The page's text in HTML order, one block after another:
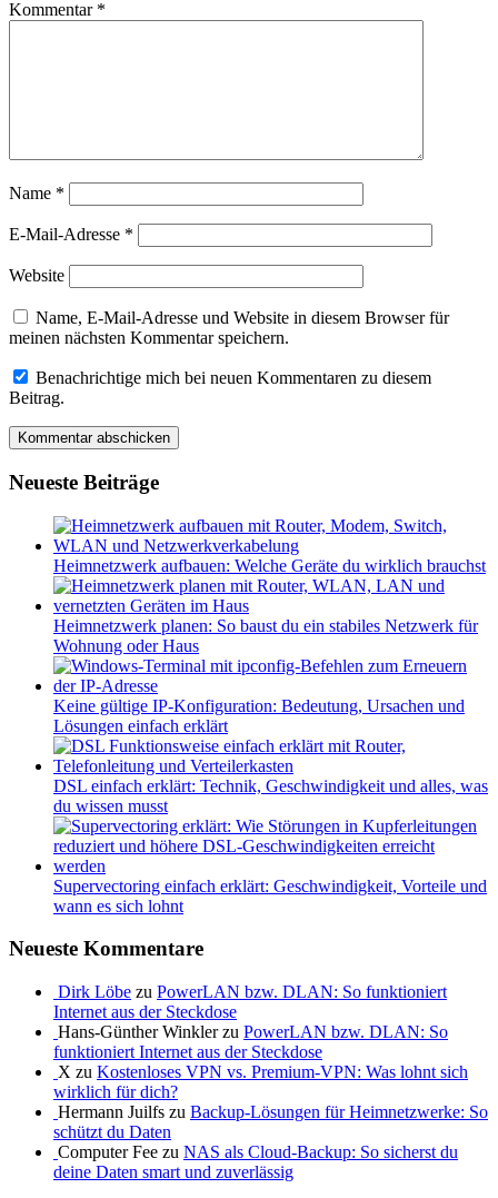
Kommentar *
Name *
E-Mail-Adresse *
Website
Name, E-Mail-Adresse und Website in diesem Browser für
meinen nächsten Kommentar speichern.
Benachrichtige mich bei neuen Kommentaren zu diesem
Beitrag.
Neueste Beiträge
Heimnetzwerk aufbauen: Welche Geräte du wirklich brauchst
Heimnetzwerk planen: So baust du ein stabiles Netzwerk für
Wohnung oder Haus
Keine gültige IP-Konfiguration: Bedeutung, Ursachen und
Lösungen einfach erklärt
DSL einfach erklärt: Technik, Geschwindigkeit und alles, was
du wissen musst
Supervectoring einfach erklärt: Geschwindigkeit, Vorteile und
wann es sich lohnt
Neueste Kommentare
Dirk Löbe zu PowerLAN bzw. DLAN: So funktioniert
Internet aus der Steckdose
Hans-Günther Winkler zu PowerLAN bzw. DLAN: So
funktioniert Internet aus der Steckdose
X zu Kostenloses VPN vs. Premium-VPN: Was lohnt sich
wirklich für dich?
Hermann Juilfs zu Backup-Lösungen für Heimnetzwerke: So
schützt du Daten
Computer Fee zu NAS als Cloud-Backup: So sicherst du
deine Daten smart und zuverlässig